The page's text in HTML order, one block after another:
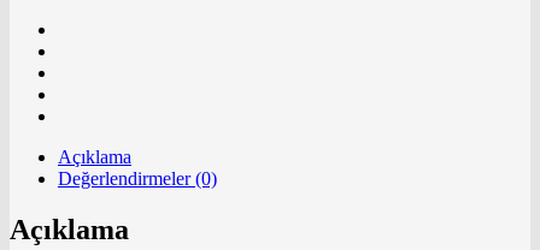
Açıklama
Değerlendirmeler (0)
Açıklama